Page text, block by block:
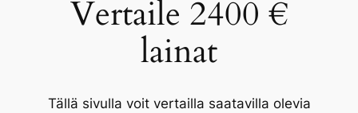
Vertaile 2400 €
lainat
Tällä sivulla voit vertailla saatavilla olevia